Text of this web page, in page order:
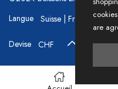
Langue
Devise
are